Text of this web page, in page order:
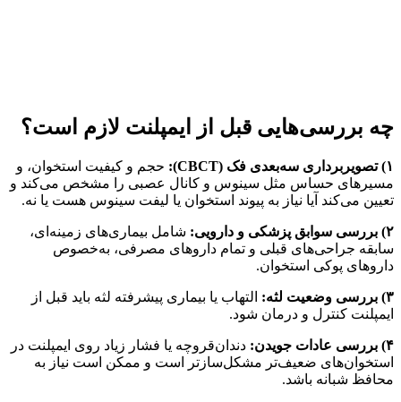
چه بررسی‌هایی قبل از ایمپلنت لازم است؟
۱)تصویربرداری سه‌بعدی فک (CBCT):
حجم و کیفیت استخوان، و
مسیرهای حساس مثل سینوس و کانال عصبی را مشخص می‌کند و
تعیین می‌کند آیا نیاز به پیوند استخوان یا لیفت سینوس هست یا نه.
۲) بررسی سوابق پزشکی و دارویی: شامل بیماری‌های زمینه‌ای،
سابقه جراحی‌های قبلی و تمام داروهای مصرفی، به‌خصوص
داروهای پوکی استخوان.
۳) بررسی وضعیت لثه: التهاب یا بیماری پیشرفته لثه باید قبل از
ایمپلنت کنترل و درمان شود.
۴) بررسی عادات جویدن: دندان‌قروچه یا فشار زیاد روی ایمپلنت در
استخوان‌های ضعیف‌تر مشکل‌سازتر است و ممکن است نیاز به
محافظ شبانه باشد.